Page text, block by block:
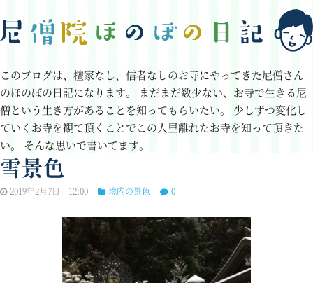
このブログは、檀家なし、信者なしのお寺にやってきた尼僧さん
のほのぼの日記になります。 まだまだ数少ない、お寺で生きる尼
僧という生き方があることを知ってもらいたい。
少しずつ変化し
ていくお寺を観て頂くことでこの人里離れたお寺を知って頂きた
い。 そんな思いで書いてます。
雪景色
2019年2月7日 12:00 境内の景色 0